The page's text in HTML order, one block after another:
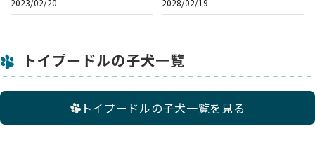
2023/02/20 2028/02/19
トイプードルの子犬一覧
トイプードルの子犬一覧を見る